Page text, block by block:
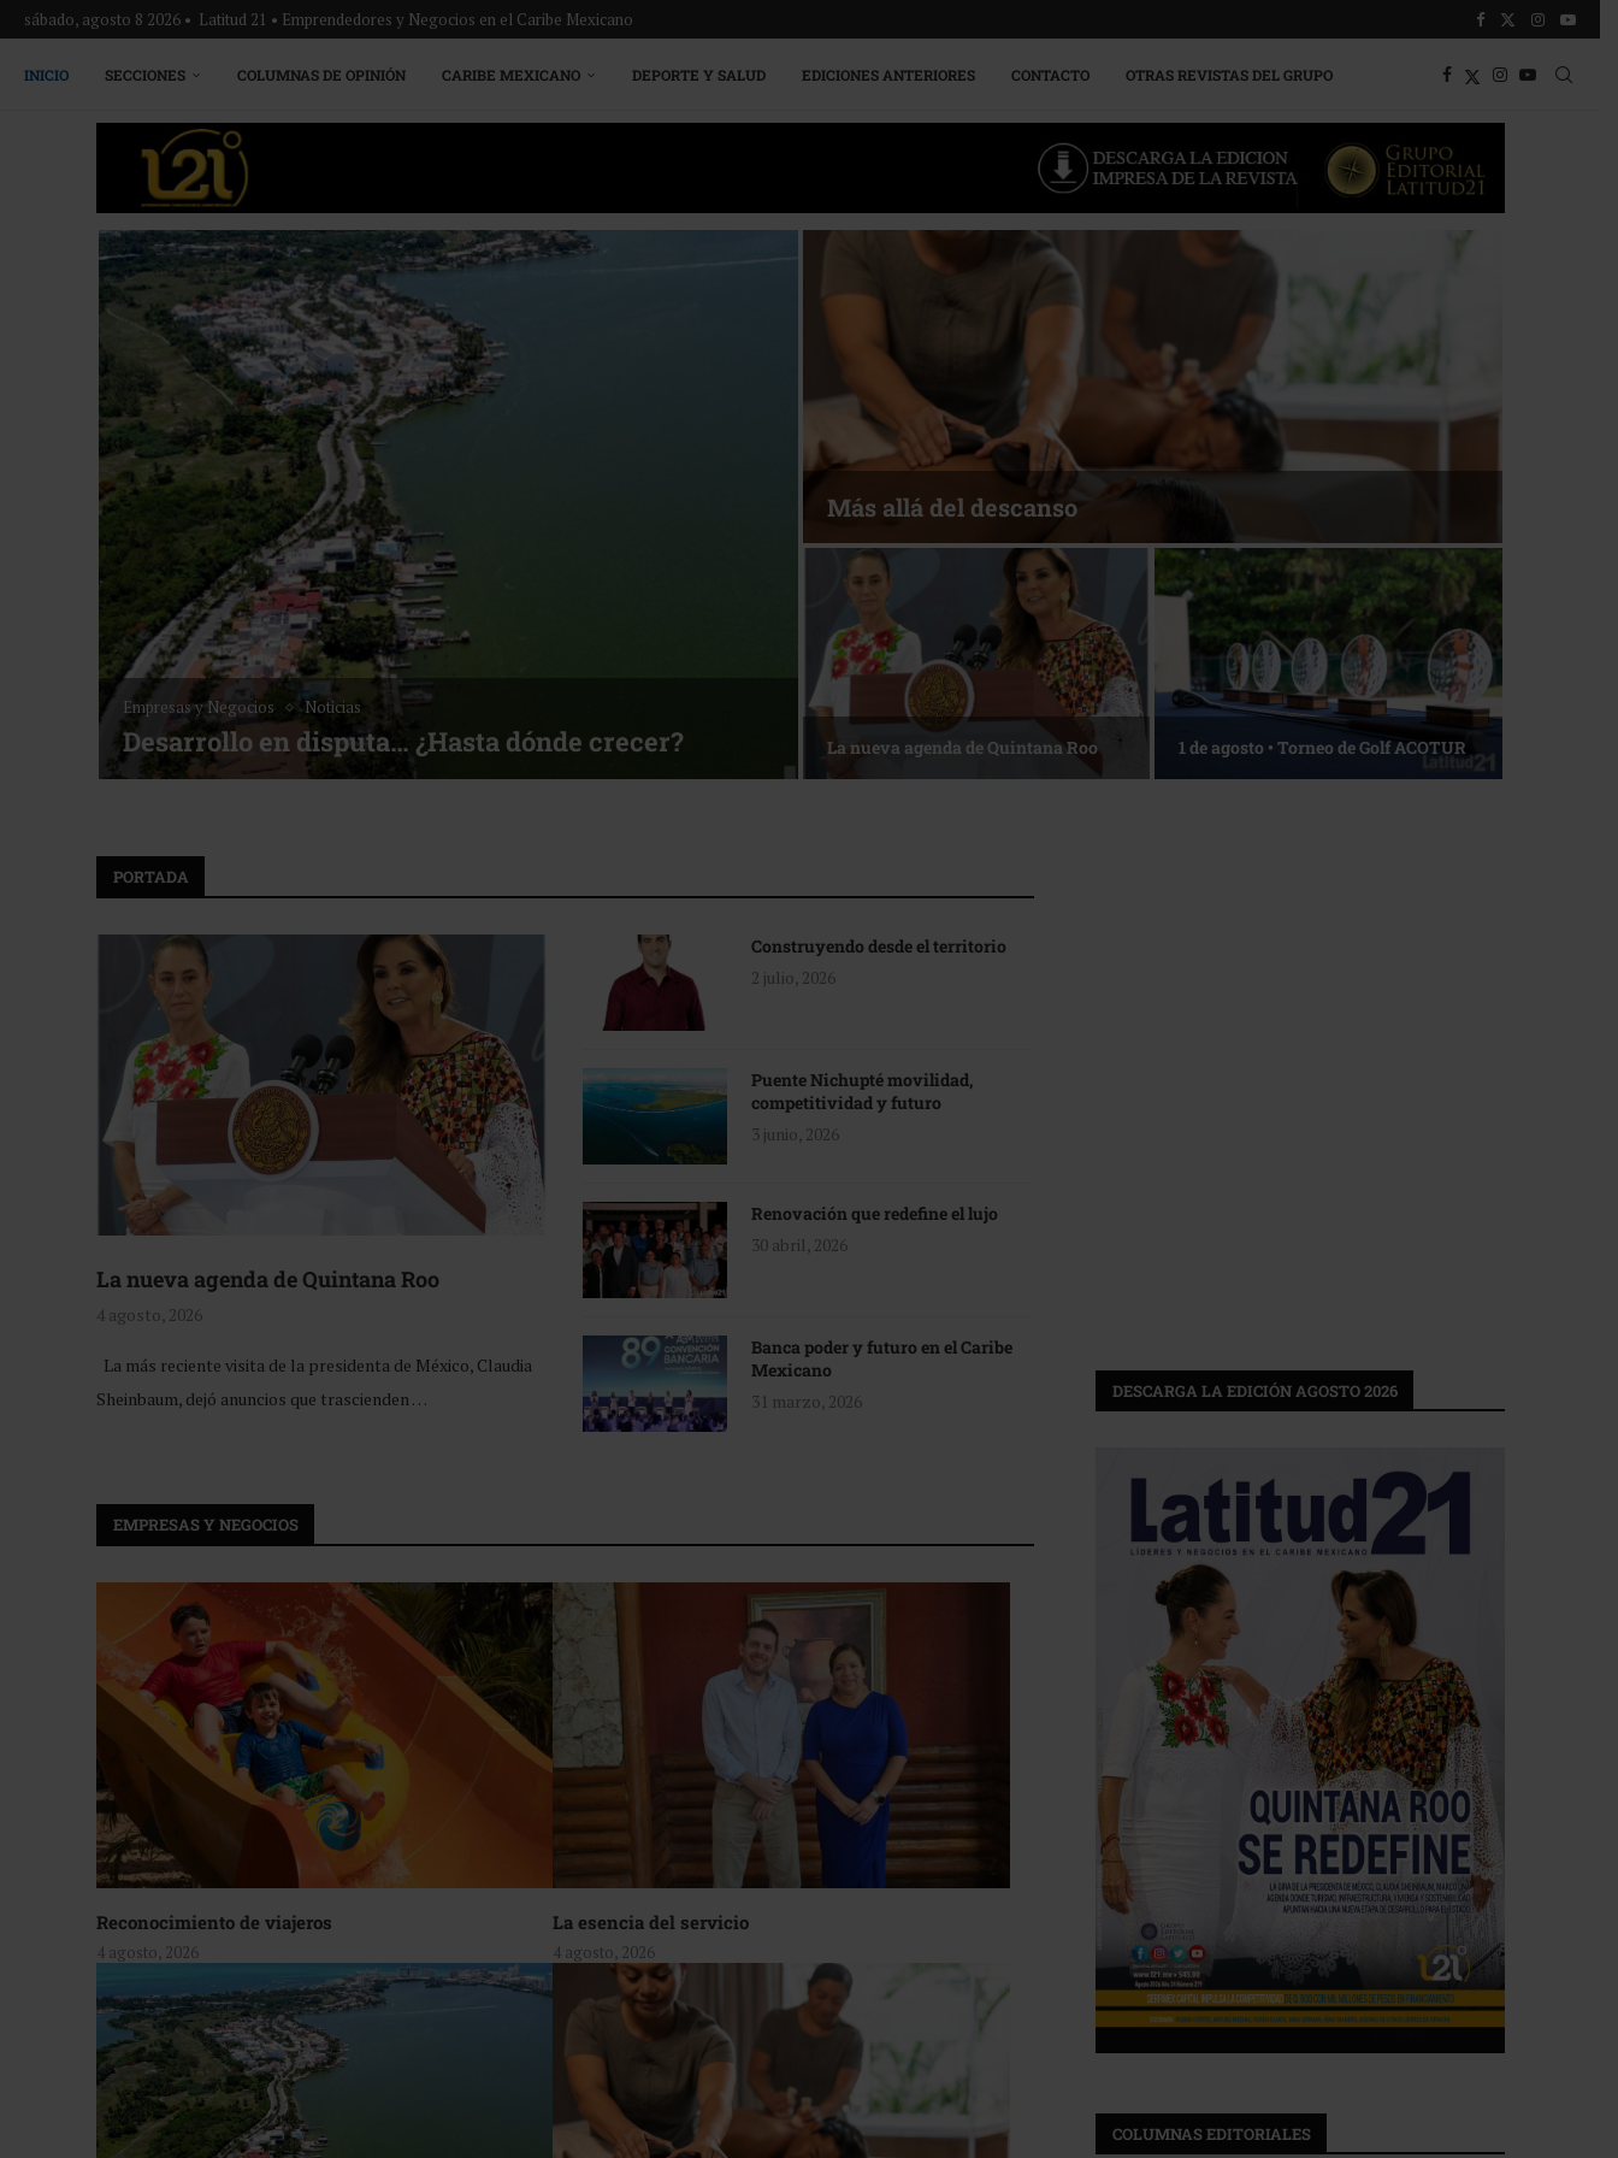
sábado, agosto 8 2026 • Latitud 21 • Emprendedores y Negocios en el Caribe Mexicano
INICIO SECCIONES COLUMNAS DE OPINIÓN CARIBE MEXICANO DEPORTE Y SALUD EDICIONES ANTERIORES CONTACTO OTRAS REVISTAS DEL GRUPO
Noticias
Bottega, un viaje servido a la mesa
Energía que Impulsa la competitividad
Reconocimiento de viajeros La esencia del servicio
PORTADA
La nueva agenda de Quintana Roo
4 agosto, 2026
La más reciente visita de la presidenta de México, Claudia
Sheinbaum, dejó anuncios que trascienden …
Construyendo desde el territorio
2 julio, 2026
Puente Nichupté movilidad,
competitividad y futuro
3 junio, 2026
Renovación que redefine el lujo
30 abril, 2026
Banca poder y futuro en el Caribe
Mexicano
31 marzo, 2026
EMPRESAS Y NEGOCIOS
Reconocimiento de viajeros
4 agosto, 2026
La esencia del servicio
4 agosto, 2026
DESCARGA LA EDICIÓN AGOSTO 2026
COLUMNAS EDITORIALES